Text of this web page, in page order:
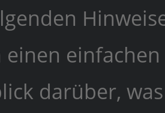
einen einfachen
darüber,